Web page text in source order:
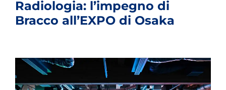
Radiologia: l’impegno di
Bracco all’EXPO di Osaka